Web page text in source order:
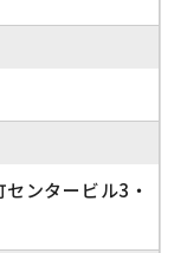
ンタービル3・